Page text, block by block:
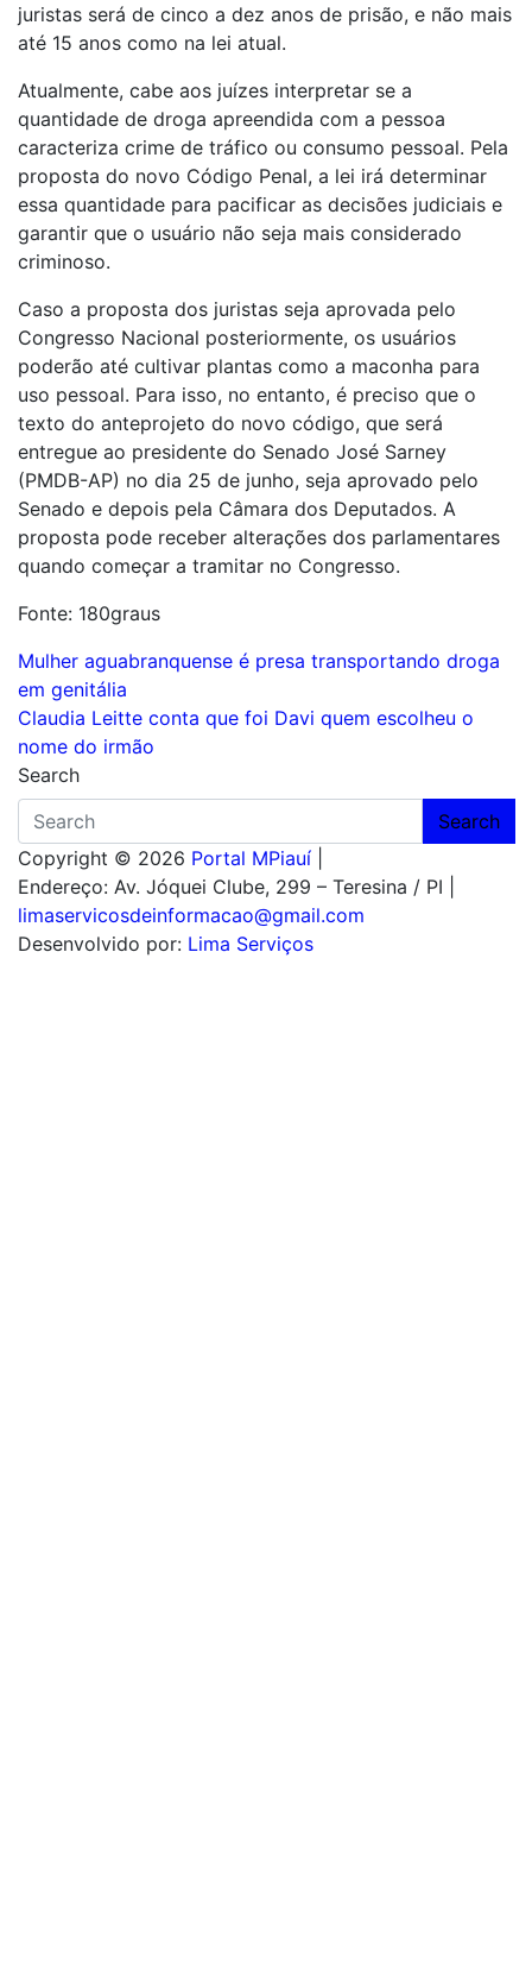
juristas será de cinco a dez anos de prisão, e não mais
até 15 anos como na lei atual.
Atualmente, cabe aos juízes interpretar se a
quantidade de droga apreendida com a pessoa
caracteriza crime de tráfico ou consumo pessoal. Pela
proposta do novo Código Penal, a lei irá determinar
essa quantidade para pacificar as decisões judiciais e
garantir que o usuário não seja mais considerado
criminoso.
Caso a proposta dos juristas seja aprovada pelo
Congresso Nacional posteriormente, os usuários
poderão até cultivar plantas como a maconha para
uso pessoal. Para isso, no entanto, é preciso que o
texto do anteprojeto do novo código, que será
entregue ao presidente do Senado José Sarney
(PMDB-AP) no dia 25 de junho, seja aprovado pelo
Senado e depois pela Câmara dos Deputados. A
proposta pode receber alterações dos parlamentares
quando começar a tramitar no Congresso.
Fonte: 180graus
Navegação
de
Post
Mulher aguabranquense é presa transportando droga
em genitália
Claudia Leitte conta que foi Davi quem escolheu o
nome do irmão
Search
Search
Copyright © 2026 Portal MPiauí
Endereço: Av. Jóquei Clube, 299 – Teresina / PI
limaservicosdeinformacao@gmail.com
Desenvolvido por: Lima Serviços